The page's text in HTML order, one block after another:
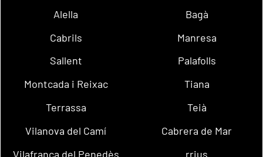
Alella
Bagà
Cabrils
Manresa
Sallent
Palafolls
Montcada i Reixac
Tiana
Terrassa
Teià
Vilanova del Camí
Cabrera de Mar
Vilafranca del Penedès
rrius